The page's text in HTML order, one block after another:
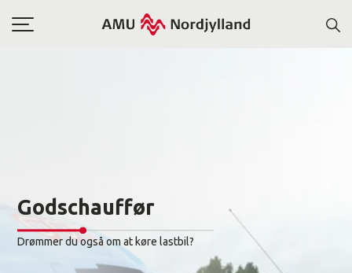
Toggle
Godschauffør
Drømmer du også om at køre lastbil?